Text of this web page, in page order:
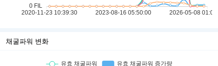
채굴파워 변화